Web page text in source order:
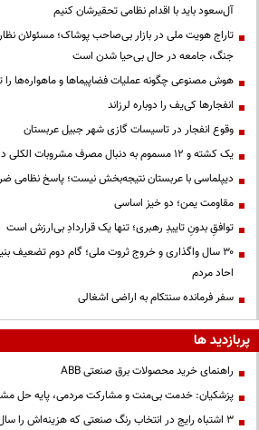
آل‌سعود باید با اقدام نظامی تحقیرشان کنیم
تاراج هویت ملی در بازار بی‌صاحب پوشاک؛ مسئولان
جنگ، جامعه در حال بی‌حیا شدن است
هوش مصنوعی چگونه عملیات فضاپیماها و ماهواره‌ها را
انفجارها کی‌یف را دوباره لرزاند
وقوع انفجار در تاسیسات گازی شهر جبیل عربستان
یک کشته و ۱۲ مسموم به دنبال مصرف مشروبات الکلی در نیشابور
دیپلماسی با عربستان نتیجه‌بخش نیست؛ پاسخ نظامی
مقاومت یمن؛ دو خیز اساسی
توافقِ بدونِ تاییدِ رهبری؛ تنها یک قراردادِ بی‌ارزش است
۳۰ سال واگذاری و خروج ثروت ملی؛ گام دوم تضعیف
احاد مردم
سفر فرمانده سنتکام به اراضی اشغالی
پربازدید ها
راهنمای خرید محصولات برق صنعتی ABB
پزشکیان: خدمت بی‌منت و مشارکت مردمی، پایه حل
3 اشتباه رایج در انتخاب رنگ صنعتی که هزینه‌اش را سال‌ها می‌پردازید...